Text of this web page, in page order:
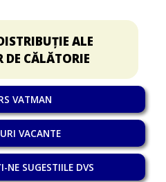
ALE
CĂLĂTORIE
VATMAN
VACANTE
NE SUGESTIILE DVS